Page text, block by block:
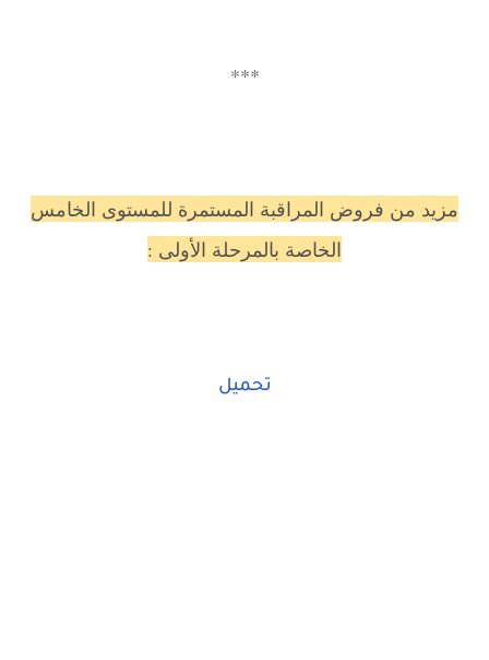
***
مزيد من فروض المراقبة المستمرة للمستوى الخامس
الخاصة بالمرحلة الأولى :
تحميل